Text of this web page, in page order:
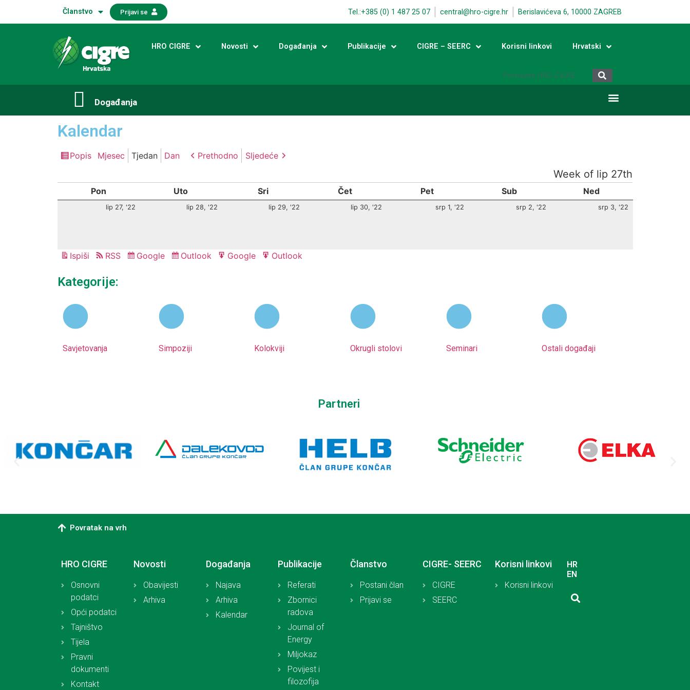
Članstvo Prijavi se Tel.:+385 (0) 1 487 25 07 central@hro-cigre.hr Berislavićeva 6, 10000 ZAGREB
HRO CIGRE Novosti Događanja Publikacije CIGRE – SEERC Korisni linkovi Hrvatski
Događanja​
Kalendar
Pregledaj
Popis Mjesec Tjedan Dan Prethodno Sljedeće
Week of lip 27th
Pon Uto Sri Čet Pet Sub Ned
lip 27, '22 lip 28, '22 lip 29, '22 lip 30, '22 srp 1, '22 srp 2, '22 srp 3, '22
Ispiši Pregled
RSS
Subscribe
Google
Subscribe
Outlook
Export
Google
Export
Outlook
Kategorije:
Savjetovanja Simpoziji Kolokviji Okrugli stolovi Seminari Ostali događaji
Partneri
Povratak na vrh
HRO CIGRE
Osnovni
podatci
Opći podatci
Tajništvo
Tijela
Pravni
dokumenti
Kontakt
Novosti
Obavijesti
Arhiva
Događanja
Najava
Arhiva
Kalendar
Publikacije
Referati
Zbornici
radova
Journal of
Energy
Miljokaz
Povijest i
filozofija
Članstvo
Postani član
Prijavi se
CIGRE- SEERC
CIGRE
SEERC
Korisni linkovi
Korisni linkovi
HR
EN